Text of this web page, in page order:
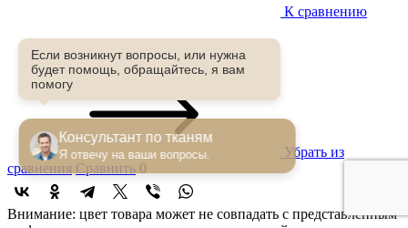
Если возникнут вопросы, или нужна
будет помощь, обращайтесь, я вам
помогу
Консультант по тканям
Я отвечу на ваши вопросы.
К сравнению
Убрать из
сравнения Сравнить 0
Внимание: цвет товара может не совпадать с представленным